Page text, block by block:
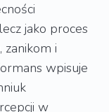
jako proces
zanikom i
wpisuje
w